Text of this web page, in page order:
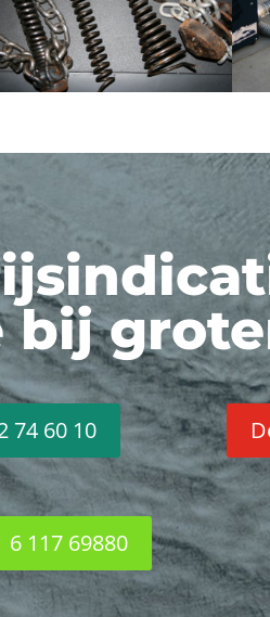
bij
74 60 10
6 117 69880